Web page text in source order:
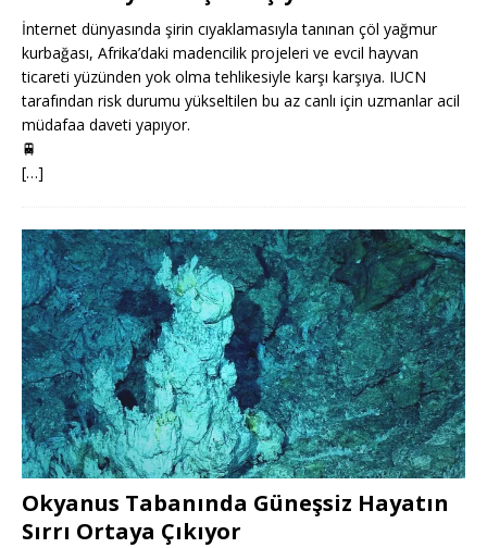
İnternet dünyasında şirin cıyaklamasıyla tanınan çöl yağmur
kurbağası, Afrika’daki madencilik projeleri ve evcil hayvan
ticareti yüzünden yok olma tehlikesiyle karşı karşıya. IUCN
tarafından risk durumu yükseltilen bu az canlı için uzmanlar acil
müdafaa daveti yapıyor.
🚆
[…]
Okyanus Tabanında Güneşsiz Hayatın
Sırrı Ortaya Çıkıyor